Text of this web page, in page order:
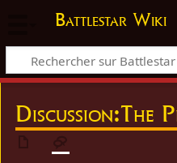
Battlestar Wiki
Discussion:The